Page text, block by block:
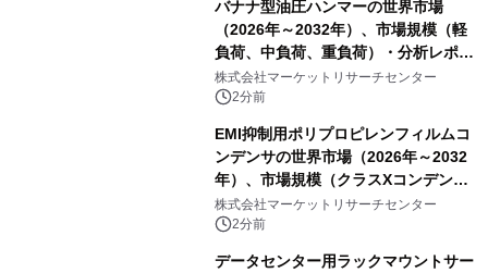
バナナ型油圧ハンマーの世界市場
（2026年～2032年）、市場規模（軽
負荷、中負荷、重負荷）・分析レポー
トを発表
株式会社マーケットリサーチセンター
2分前
EMI抑制用ポリプロピレンフィルムコ
ンデンサの世界市場（2026年～2032
年）、市場規模（クラスXコンデン
サ、クラスYコンデンサ）・分析レポ
ートを発表
株式会社マーケットリサーチセンター
2分前
データセンター用ラックマウントサー